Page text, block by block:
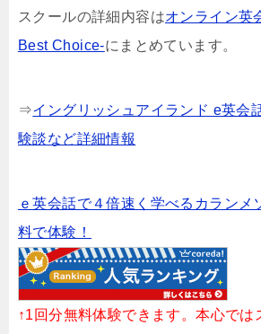
スクールの詳細内容はオンライン英
Best Choice-にまとめています。
⇒イングリッシュアイランド e英会
験談など詳細情報
ｅ英会話で４倍速く学べるカランメ
料で体験！
↑1回分無料体験できます。本心では